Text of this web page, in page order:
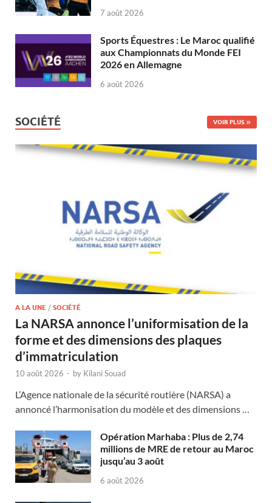
7 août 2026
Sports Équestres : Le Maroc qualifié
aux Championnats du Monde FEI
2026 en Allemagne
6 août 2026
SOCIÉTÉ VOIR PLUS
A LA UNE / SOCIÉTÉ
La NARSA annonce l’uniformisation de la
forme et des dimensions des plaques
d’immatriculation
10 août 2026 - by Kilani Souad
L’Agence nationale de la sécurité routière (NARSA) a
annoncé l’harmonisation du modèle et des dimensions …
Opération Marhaba : Plus de 2,74
millions de MRE de retour au Maroc
jusqu’au 3 août
6 août 2026